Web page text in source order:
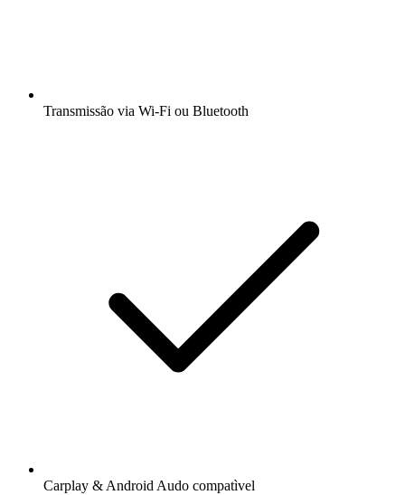
Transmissão via Wi-Fi ou Bluetooth
Carplay & Android Audo compatìvel